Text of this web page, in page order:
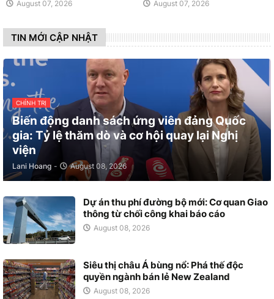
August 07, 2026 August 07, 2026
TIN MỚI CẬP NHẬT
CHÍNH TRỊ
Biến động danh sách ứng viên đảng Quốc
gia: Tỷ lệ thăm dò và cơ hội quay lại Nghị
viện
Lani Hoang - August 08, 2026
Dự án thu phí đường bộ mới: Cơ quan Giao
thông từ chối công khai báo cáo
August 08, 2026
Siêu thị châu Á bùng nổ: Phá thế độc
quyền ngành bán lẻ New Zealand
August 08, 2026